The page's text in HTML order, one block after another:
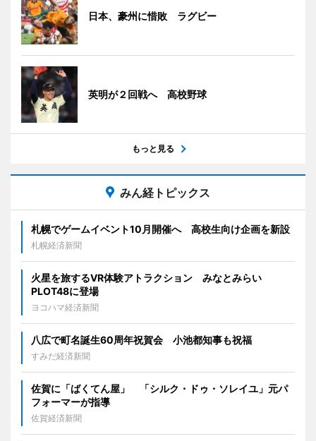
日本、豪州に惜敗 ラグビー
英明が２回戦へ 高校野球
もっと見る
みん経トピックス
札幌でゲームイベント10月開催へ 高校生向け企画を新設
札幌経済新聞
火星を旅するVR体験アトラクション みなとみらい
PLOT48に登場
ヨコハマ経済新聞
八広で町名誕生60周年祝賀会 小池都知事も祝福
すみだ経済新聞
佐賀に「ばくてん屋」 「シルク・ドゥ・ソレイユ」元パ
フォーマーが指導
佐賀経済新聞